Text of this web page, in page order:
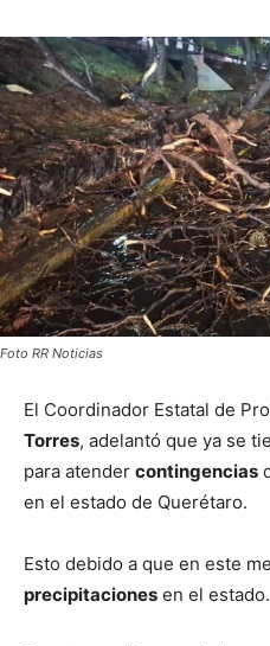
Foto RR Noticias
El Coordinador Estatal de
Torres, adelantó que ya se
para atender contingencias
en el estado de Querétaro.
Esto debido a que en este
precipitaciones en el estado.